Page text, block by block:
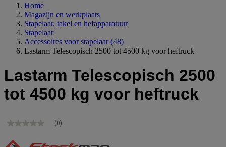
Home
Magazijn en werkplaats
Stapelaar, takel en hefapparatuur
Stapelaar
Accessoires voor stapelaar (48)
Lastarm Telescopisch 2500 tot 4500 kg voor heftruck
Lastarm Telescopisch 2500
tot 4500 kg voor heftruck
Geen
Dezelfde
(0)